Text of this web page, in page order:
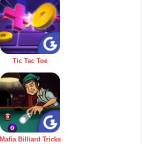
Tic Tac Toe
Mafia Billiard Tricks